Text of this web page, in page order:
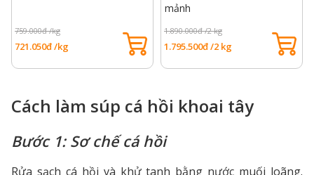
759.000đ /kg
721.050đ /kg
mảnh
1.890.000đ /2 kg
1.795.500đ /2 kg
Cách làm súp cá hồi khoai tây
Bước 1: Sơ chế cá hồi
Rửa sạch cá hồi và khử tanh bằng nước muối loãng.